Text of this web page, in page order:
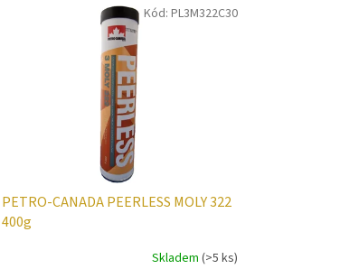
PETRO-CANADA PEERLESS MOLY 322
400g
Skladem (>5 ks)
Kód: PL3M322C30